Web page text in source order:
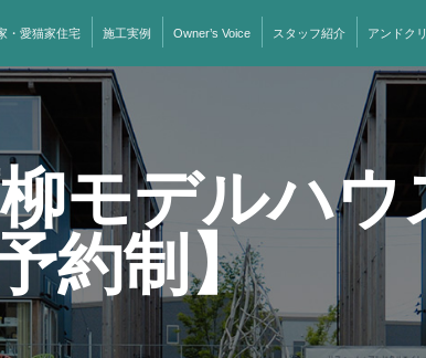
・愛猫家住宅 施工実例 Owner’s Voice スタッフ紹介 アンドク
モデルハ
約制】